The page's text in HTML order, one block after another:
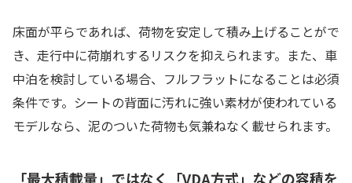
床面が平らであれば、荷物を安定して積み上げることがで
き、走行中に荷崩れするリスクを抑えられます。また、車
中泊を検討している場合、フルフラットになることは必須
条件です。シートの背面に汚れに強い素材が使われている
モデルなら、泥のついた荷物も気兼ねなく載せられます。
「最大積載量」ではなく「VDA方式」などの容積を